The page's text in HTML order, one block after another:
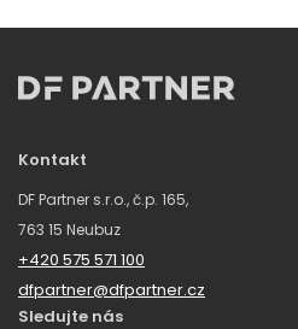
Kontakt
DF Partner s.r.o., č.p. 165,
763 15 Neubuz
+420 575 571 100
dfpartner@dfpartner.cz
Sledujte nás